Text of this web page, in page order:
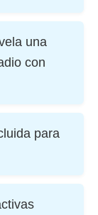
una
con
para